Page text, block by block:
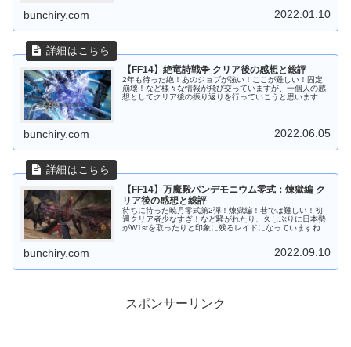
bunchiry.com 2022.01.10
【FF14】絶竜詩戦争 クリア後の感想と総評
2年も待った絶！あのジョブが強い！ここが難しい！固定
崩壊！など様々な情報が飛び交っていますが、一個人の感
想としてクリア後の振り返りを行っていこうと思います。
bunchiry.com 2022.06.05
【FF14】万魔殿パンデモニウム零式：煉獄編 ク
リア後の感想と総評
待ちに待った暁月零式第2弾！煉獄編！巷では難しい！初
週クリア者少なすぎ！など騒がれたり、久しぶりに日本勢
がW1stを取ったりと印象に残るレイドになっていますね。
bunchiry.com 2022.09.10
スポンサーリンク